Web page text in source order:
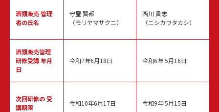
酒類販売管理
者の氏名
酒類販売管理
研修受講 年月
日
次回研修の受
講期限
守屋 賢邦
（モリヤマサクニ）
令和7年6月18日
令和10年6月17日
西川 貴志
（ニシカワタカシ）
令和6年 5月16日
令和9年 5月15日